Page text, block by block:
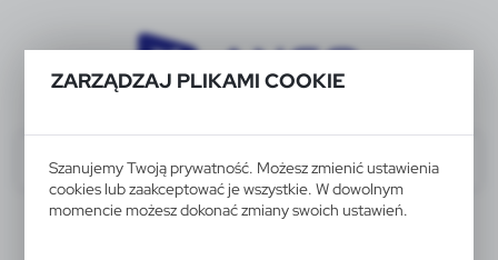
ZARZĄDZAJ PLIKAMI COOKIE
Szanujemy Twoją prywatność. Możesz zmienić ustawienia
cookies lub zaakceptować je wszystkie. W dowolnym
momencie możesz dokonać zmiany swoich ustawień.